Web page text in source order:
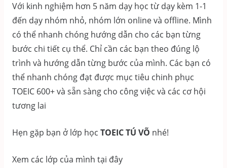
Với kinh nghiệm hơn 5 năm dạy học từ dạy kèm 1-1
đến dạy nhóm nhỏ, nhóm lớn online và offline. Mình
có thể nhanh chóng hướng dẫn cho các bạn từng
bước chi tiết cụ thể. Chỉ cần các bạn theo đúng lộ
trình và hướng dẫn từng bước của mình. Các bạn có
thể nhanh chóng đạt được mục tiêu chinh phục
TOEIC 600+ và sẵn sàng cho công việc và các cơ hội
tương lai
Hẹn gặp bạn ở lớp học TOEIC TÚ VÕ nhé!
Xem các lớp của mình tại đây